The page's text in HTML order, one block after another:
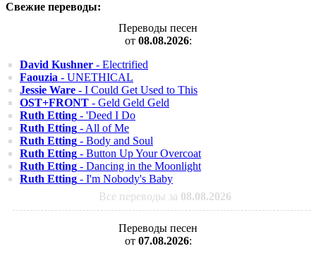
Свежие переводы:
Переводы песен
от 08.08.2026:
David Kushner - Electrified
Faouzia - UNETHICAL
Jessie Ware - I Could Get Used to This
OST+FRONT - Geld Geld Geld
Ruth Etting - 'Deed I Do
Ruth Etting - All of Me
Ruth Etting - Body and Soul
Ruth Etting - Button Up Your Overcoat
Ruth Etting - Dancing in the Moonlight
Ruth Etting - I'm Nobody's Baby
Все переводы за 08.08.2026
Переводы песен
от 07.08.2026: